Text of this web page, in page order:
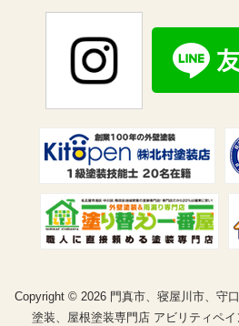
Copyright © 2026 門真市、寝屋川市、守
塗装、屋根塗装専門店 アビリティペ